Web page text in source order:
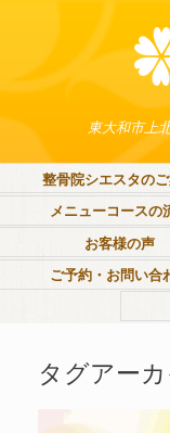
東大和市上
整骨院シエスタの
メニューコースの
お客様の声
ご予約・お問い合
タグアー